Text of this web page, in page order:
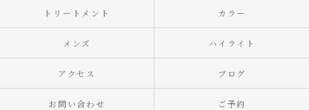
トリートメント カラー
メンズ ハイライト
アクセス ブログ
お問い合わせ ご予約